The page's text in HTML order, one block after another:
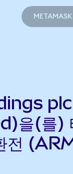
METAMASK
을(를)
전